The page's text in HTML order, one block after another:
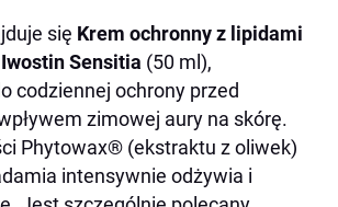
się Krem ochronny z lipidami
Sensitia (50 ml),
codziennej ochrony przed
zimowej aury na skórę.
Phytowax® (ekstraktu z oliwek)
intensywnie odżywia i